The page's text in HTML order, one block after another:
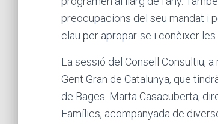
preocupacions del seu mandat i
clau per apropar-se i conèixer
La sessió del Consell Consultiu,
Gent Gran de Catalunya, que
de Bages. Marta Casacuberta,
Famílies, acompanyada de